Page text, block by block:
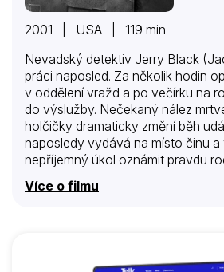
2001 | USA | 119 min
Nevadský detektiv Jerry Black
práci naposled. Za několik hodin
v oddělení vražd a po večírku na
do výslužby. Nečekaný nález
holčičky dramaticky změní běh
naposledy vydává na místo činu a
nepříjemný úkol oznámit pravdu
který vyřeší jeho nejistotu ohledně
prostoduchého muže, který byl
Více o filmu